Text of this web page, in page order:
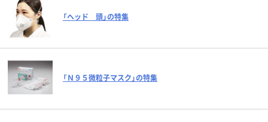
「ヘッド 頭」の特集
「Ｎ９５微粒子マスク」の特集